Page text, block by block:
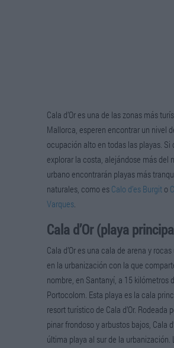
Cala d’Or es una de las zonas más
Mallorca, esperen encontrar un nivel
ocupación alto en todas las playas. Si
explorar la costa, alejándose más del
urbano encontrarán playas más
naturales, como es Calo d’es Burgit o
Varques
Cala d’Or (playa
Cala d’Or es una cala de arena y
en la urbanización con la que
nombre, en Santanyí, a 15 kilómetros
Portocolom. Esta playa es la cala
resort turístico de Cala d’Or. Rodeada
pinar frondoso y arbustos bajos, Cala
última playa al sur de la urbanización.